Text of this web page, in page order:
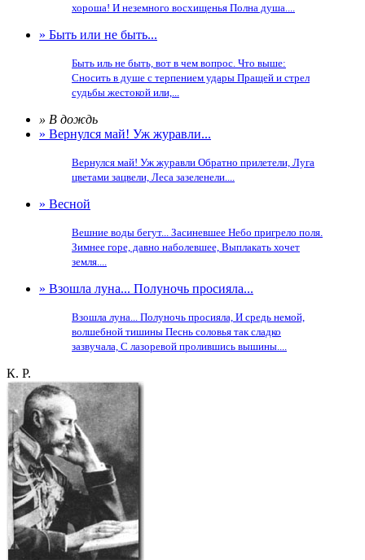
хороша! И неземного восхищенья Полна душа....
» Быть или не быть...
Быть иль не быть, вот в чем вопрос. Что выше:
Сносить в душе с терпением удары Пращей и стрел
судьбы жестокой или,...
» В дождь
» Вернулся май! Уж журавли...
Вернулся май! Уж журавли Обратно прилетели, Луга
цветами зацвели, Леса зазеленели....
» Весной
Вешние воды бегут... Засиневшее Небо пригрело поля.
Зимнее горе, давно наболевшее, Выплакать хочет
земля....
» Взошла луна... Полуночь просияла...
Взошла луна... Полуночь просияла, И средь немой,
волшебной тишины Песнь соловья так сладко
зазвучала, С лазоревой пролившись вышины....
К. Р.